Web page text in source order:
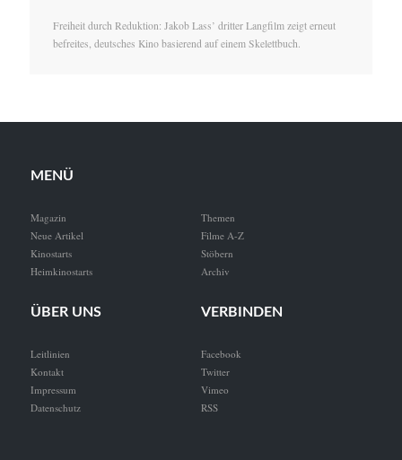
Freiheit durch Reduktion: Jakob Lass’ dritter Langfilm zeigt erneut
befreites, deutsches Kino basierend auf einem Skelettbuch.
MENÜ
Magazin
Neue Artikel
Kinostarts
Heimkinostarts
Themen
Filme A-Z
Stöbern
Archiv
ÜBER UNS
Leitlinien
Kontakt
Impressum
Datenschutz
VERBINDEN
Facebook
Twitter
Vimeo
RSS